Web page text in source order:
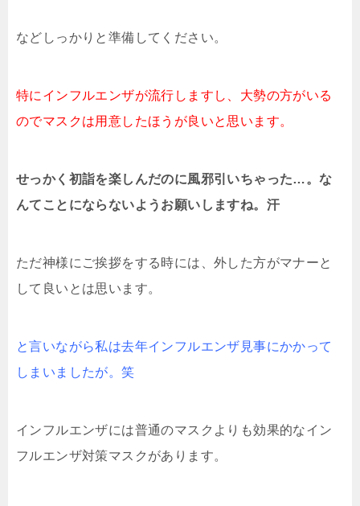
などしっかりと準備してください。
特にインフルエンザが流行しますし、大勢の方がいる
のでマスクは用意したほうが良いと思います。
せっかく初詣を楽しんだのに風邪引いちゃった…。な
んてことにならないようお願いしますね。汗
ただ神様にご挨拶をする時には、外した方がマナーと
して良いとは思います。
と言いながら私は去年インフルエンザ見事にかかって
しまいましたが。笑
インフルエンザには普通のマスクよりも効果的なイン
フルエンザ対策マスクがあります。